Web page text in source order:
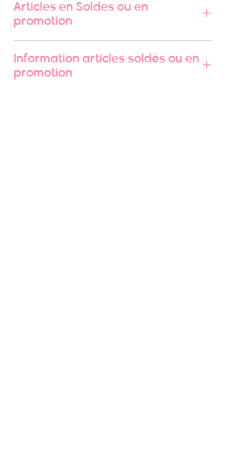
69 cm en 54/56
Largeur taille : 49 cm en 38/40 - 66
Longueur : 56 cm en 38/40 - 63 cm
en 54/56
Articles en Soldes ou en
promotion
en promotion ne sont ni repris, ni
échangés, conformément à nos
Information articles soldés ou en
promotion